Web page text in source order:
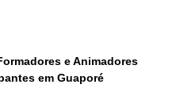
e Animadores
em Guaporé